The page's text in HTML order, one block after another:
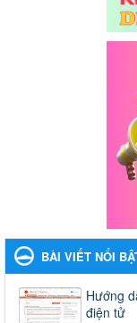
BÀI VIẾT NỔI
Hướng
điện tử